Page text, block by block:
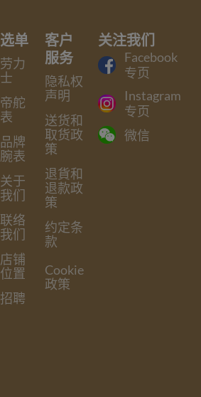
选单
劳力
士
帝舵
表
品牌
腕表
关于
我们
联络
我们
店铺
位置
招聘
客户
服务
隐私权
声明
送货和
取货政
策
退貨和
退款政
策
约定条
款
Cookie
政策
关注我们
Facebook
专页
Instagram
专页
微信